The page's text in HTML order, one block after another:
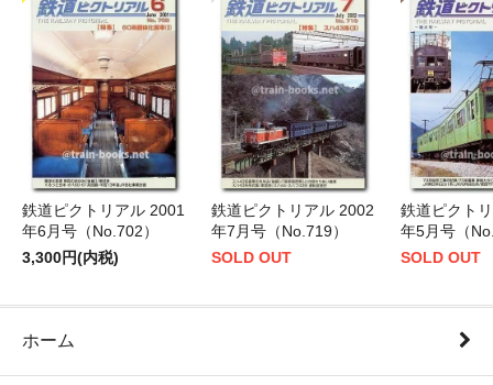
鉄道ピクトリアル 2001
年6月号（No.702）
3,300円(内税)
鉄道ピクトリアル 2002
年7月号（No.719）
SOLD OUT
鉄道ピクト
年5月号（
SOLD OUT
ホーム